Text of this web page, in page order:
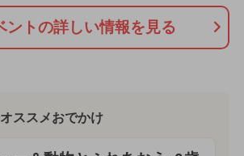
ントの詳しい情報を見る
ススメおでかけ